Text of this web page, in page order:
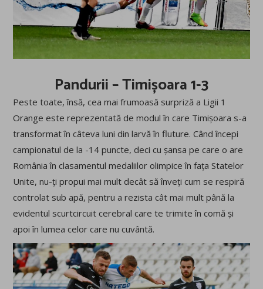
Pandurii – Timișoara 1-3
Peste toate, însă, cea mai frumoasă surpriză a Ligii 1
Orange este reprezentată de modul în care Timișoara s-a
transformat în câteva luni din larvă în fluture. Când începi
campionatul de la -14 puncte, deci cu șansa pe care o are
România în clasamentul medaliilor olimpice în fața Statelor
Unite, nu-ți propui mai mult decât să înveți cum se respiră
controlat sub apă, pentru a rezista cât mai mult până la
evidentul scurtcircuit cerebral care te trimite în comă și
apoi în lumea celor care nu cuvântă.